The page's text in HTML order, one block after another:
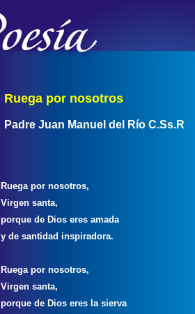
Ruega por nosotros
Padre Juan Manuel del Río C.Ss.R
Ruega por nosotros,
Virgen santa,
porque de Dios eres amada
y de santidad inspiradora.
Ruega por nosotros,
Virgen santa,
porque de Dios eres la sierva